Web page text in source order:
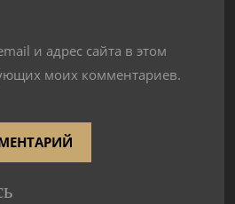
и адрес сайта в этом
моих комментариев.